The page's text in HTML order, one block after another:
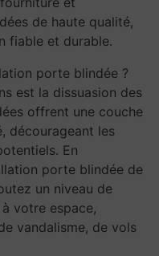
de haute qualité,
fiable et durable.
porte blindée ?
est la dissuasion des
offrent une couche
décourageant les
En
porte blindée de
un niveau de
votre espace,
vandalisme, de vols